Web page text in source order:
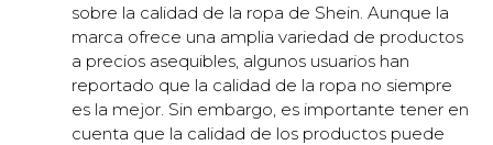
sobre la calidad de la ropa de Shein. Aunque la
marca ofrece una amplia variedad de productos
a precios asequibles, algunos usuarios han
reportado que la calidad de la ropa no siempre
es la mejor. Sin embargo, es importante tener en
cuenta que la calidad de los productos puede